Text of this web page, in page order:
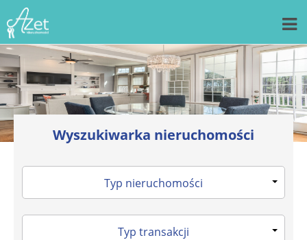
Wyszukiwarka nieruchomości
Typ nieruchomości
Typ transakcji